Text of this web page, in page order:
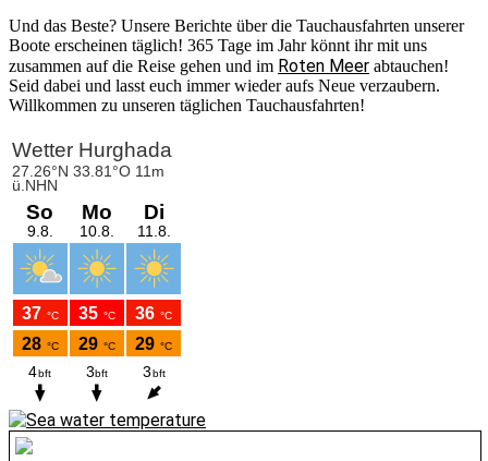
Und das Beste? Unsere Berichte über die Tauchausfahrten unserer
Boote erscheinen täglich! 365 Tage im Jahr könnt ihr mit uns
zusammen auf die Reise gehen und im Roten Meer abtauchen!
Seid dabei und lasst euch immer wieder aufs Neue verzaubern.
Willkommen zu unseren täglichen Tauchausfahrten!